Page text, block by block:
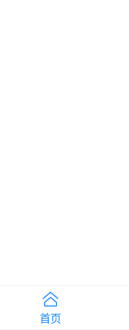
首页